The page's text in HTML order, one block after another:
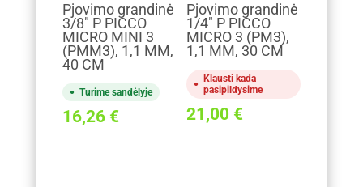
Pjovimo grandinė
3/8" P PICCO
MICRO MINI 3
(PMM3), 1,1 MM,
40 CM
Turime sandėlyje
16,26 €
Pjovimo grandinė
1/4" P PICCO
MICRO 3 (PM3),
1,1 MM, 30 CM
Klausti kada
pasipildysime
21,00 €